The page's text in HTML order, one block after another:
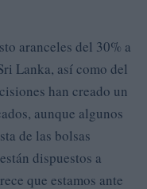
aranceles del 30% a
Lanka, así como del
han creado un
aunque algunos
de las bolsas
dispuestos a
que estamos ante